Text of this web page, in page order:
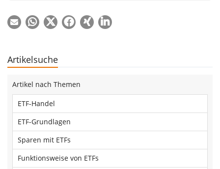
Artikelsuche
Artikel nach Themen
ETF-Handel
ETF-Grundlagen
Sparen mit ETFs
Funktionsweise von ETFs